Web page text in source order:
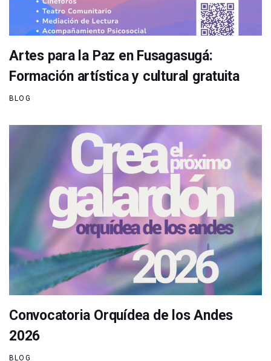
Artes para la Paz en Fusagasugá:
Formación artística y cultural gratuita
BLOG
Convocatoria Orquídea de los Andes
2026
BLOG